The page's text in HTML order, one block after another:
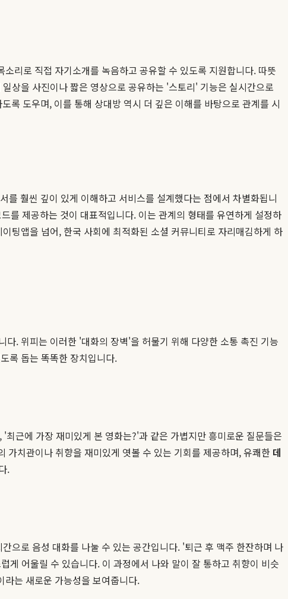
리로 직접 자기소개를 녹음하고 공유할 수 있도록 지원합니다. 따뜻
상을 사진이나 짧은 영상으로 공유하는 '스토리' 기능은 실시간으로
록 도우며, 이를 통해 상대방 역시 더 깊은 이해를 바탕으로 관계를 시
를 훨씬 깊이 있게 이해하고 서비스를 설계했다는 점에서 차별화됩니
를 제공하는 것이 대표적입니다. 이는 관계의 형태를 유연하게 설정하
팅앱을 넘어, 한국 사회에 최적화된 소셜 커뮤니티로 자리매김하게 하
. 위피는 이러한 '대화의 장벽'을 허물기 위해 다양한 소통 촉진 기능
록 돕는 똑똑한 장치입니다.
근에 가장 재미있게 본 영화는?'과 같은 가볍지만 흥미로운 질문들은
치관이나 취향을 재미있게 엿볼 수 있는 기회를 제공하며, 유쾌한 데
.
으로 음성 대화를 나눌 수 있는 공간입니다. '퇴근 후 맥주 한잔하며 나
어울릴 수 있습니다. 이 과정에서 나와 말이 잘 통하고 취향이 비슷
는 새로운 가능성을 보여줍니다.